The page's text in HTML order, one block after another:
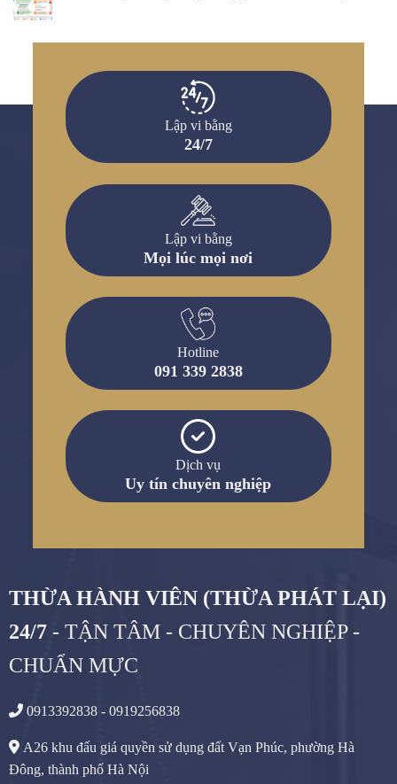
Lập vi bằng
24/7
Lập vi bằng
Mọi lúc mọi nơi
Hotline
091 339 2838
Dịch vụ
Uy tín chuyên nghiệp
THỪA HÀNH VIÊN (THỪA PHÁT LẠI)
24/7- TẬN TÂM - CHUYÊN NGHIỆP -
CHUẨN MỰC
0913392838 - 0919256838
A26 khu đấu giá quyền sử dụng đất Vạn Phúc, phường Hà
Đông, thành phố Hà Nội